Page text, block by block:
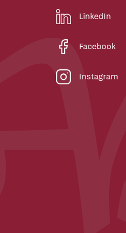
LinkedIn
Facebook
Instagram